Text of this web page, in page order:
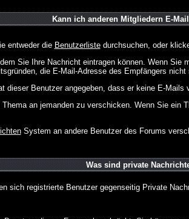
Kann ich anderen Mitgliedern E-
entweder die Benutzerlistedurchsuchen, oder
Sie Ihre Nachricht eintragen können. Wenn
die E-Mail-Adresse des Empfängers
Benutzer angegeben, dass er keine E-Mails
an jemanden zu verschicken. Wenn Sie
System an andere Benutzer des Forums
Was sind private
sich registrierte Benutzer gegenseitig Private